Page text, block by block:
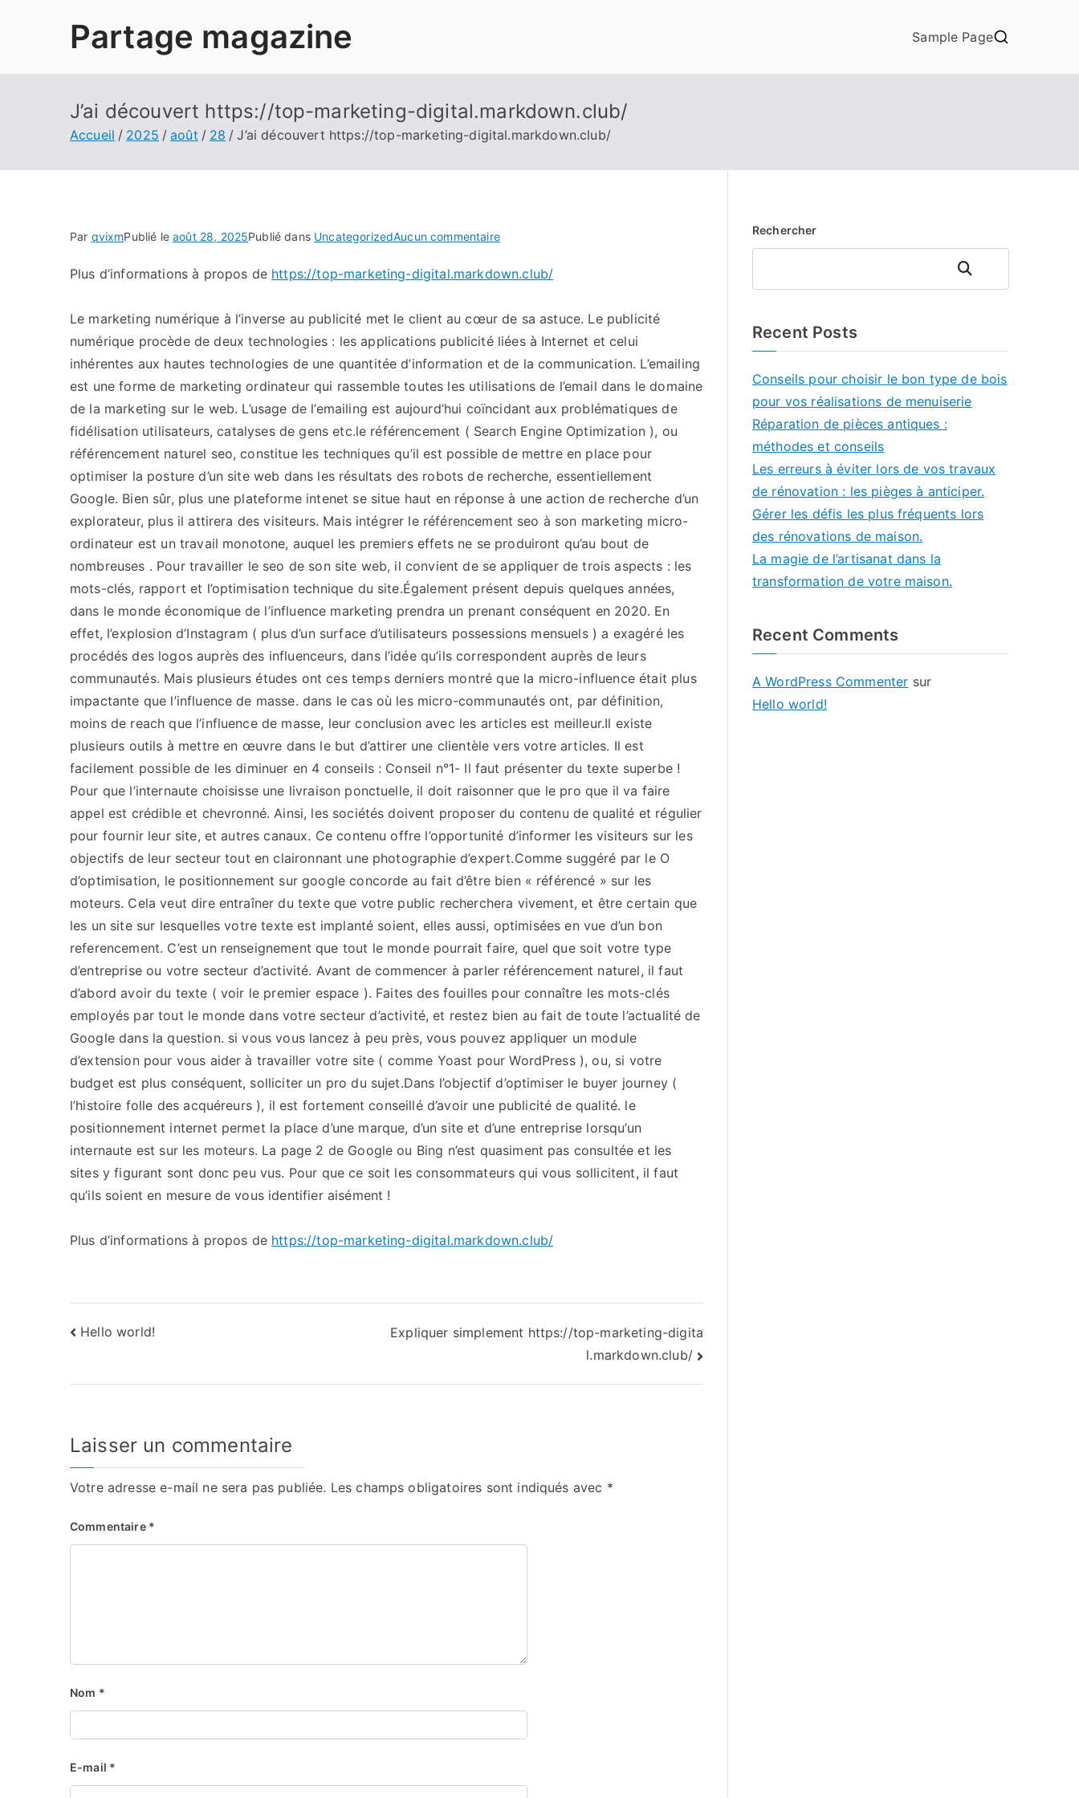
Partage magazine Sample Page
J’ai découvert https://top-marketing-digital.markdown.club/
Accueil 2025 août 28 J’ai découvert https://top-marketing-digital.markdown.club/
Par qvixmPublié leaoût 28, 2025Publié dans UncategorizedAucun commentairesur
découvert
marketing-
digital.markdown.club/
Plus d’informations à propos de https://top-marketing-digital.markdown.club/
Le marketing numérique à l’inverse au publicité met le client au cœur de sa astuce. Le publicité
numérique procède de deux technologies : les applications publicité liées à Internet et celui
inhérentes aux hautes technologies de une quantitée d’information et de la communication. L’emailing
est une forme de marketing ordinateur qui rassemble toutes les utilisations de l’email dans le domaine
de la marketing sur le web. L’usage de l’emailing est aujourd’hui coïncidant aux problématiques de
fidélisation utilisateurs, catalyses de gens etc.le référencement ( Search Engine Optimization ), ou
référencement naturel seo, constitue les techniques qu’il est possible de mettre en place pour
optimiser la posture d’un site web dans les résultats des robots de recherche, essentiellement
Google. Bien sûr, plus une plateforme intenet se situe haut en réponse à une action de recherche d’un
explorateur, plus il attirera des visiteurs. Mais intégrer le référencement seo à son marketing micro-
ordinateur est un travail monotone, auquel les premiers effets ne se produiront qu’au bout de
nombreuses . Pour travailler le seo de son site web, il convient de se appliquer de trois aspects : les
mots-clés, rapport et l’optimisation technique du site.Également présent depuis quelques années,
dans le monde économique de l’influence marketing prendra un prenant conséquent en 2020. En
effet, l’explosion d’Instagram ( plus d’un surface d’utilisateurs possessions mensuels ) a exagéré les
procédés des logos auprès des influenceurs, dans l’idée qu’ils correspondent auprès de leurs
communautés. Mais plusieurs études ont ces temps derniers montré que la micro-influence était plus
impactante que l’influence de masse. dans le cas où les micro-communautés ont, par définition,
moins de reach que l’influence de masse, leur conclusion avec les articles est meilleur.Il existe
plusieurs outils à mettre en œuvre dans le but d’attirer une clientèle vers votre articles. Il est
facilement possible de les diminuer en 4 conseils : Conseil n°1- Il faut présenter du texte superbe !
Pour que l’internaute choisisse une livraison ponctuelle, il doit raisonner que le pro que il va faire
appel est crédible et chevronné. Ainsi, les sociétés doivent proposer du contenu de qualité et régulier
pour fournir leur site, et autres canaux. Ce contenu offre l’opportunité d’informer les visiteurs sur les
objectifs de leur secteur tout en claironnant une photographie d’expert.Comme suggéré par le O
d’optimisation, le positionnement sur google concorde au fait d’être bien « référencé » sur les
moteurs. Cela veut dire entraîner du texte que votre public recherchera vivement, et être certain que
les un site sur lesquelles votre texte est implanté soient, elles aussi, optimisées en vue d’un bon
referencement. C’est un renseignement que tout le monde pourrait faire, quel que soit votre type
d’entreprise ou votre secteur d’activité. Avant de commencer à parler référencement naturel, il faut
d’abord avoir du texte ( voir le premier espace ). Faites des fouilles pour connaître les mots-clés
employés par tout le monde dans votre secteur d’activité, et restez bien au fait de toute l’actualité de
Google dans la question. si vous vous lancez à peu près, vous pouvez appliquer un module
d’extension pour vous aider à travailler votre site ( comme Yoast pour WordPress ), ou, si votre
budget est plus conséquent, solliciter un pro du sujet.Dans l’objectif d’optimiser le buyer journey (
l’histoire folle des acquéreurs ), il est fortement conseillé d’avoir une publicité de qualité. le
positionnement internet permet la place d’une marque, d’un site et d’une entreprise lorsqu’un
internaute est sur les moteurs. La page 2 de Google ou Bing n’est quasiment pas consultée et les
sites y figurant sont donc peu vus. Pour que ce soit les consommateurs qui vous sollicitent, il faut
qu’ils soient en mesure de vous identifier aisément !
Plus d’informations à propos de https://top-marketing-digital.markdown.club/
Navigation
Hello world!
Expliquer simplement https://top-marketing-digita
l.markdown.club/
Laisser un commentaire
Votre adresse e-mail ne sera pas publiée. Les champs obligatoires sont indiqués avec *
Commentaire *
Nom *
E-mail *
Rechercher
Rechercher
Recent Posts
Conseils pour choisir le bon type de bois
pour vos réalisations de menuiserie
Réparation de pièces antiques :
méthodes et conseils
Les erreurs à éviter lors de vos travaux
de rénovation : les pièges à anticiper.
Gérer les défis les plus fréquents lors
des rénovations de maison.
La magie de l’artisanat dans la
transformation de votre maison.
Recent Comments
A WordPress Commenter sur
Hello world!